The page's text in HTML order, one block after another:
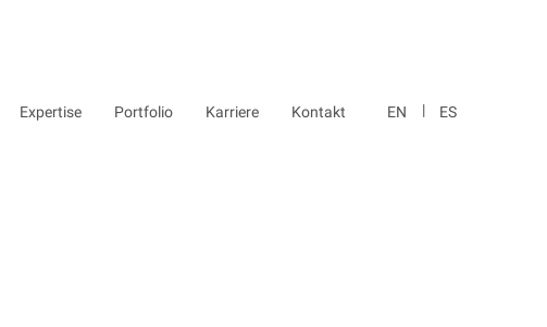
Expertise Portfolio Karriere Kontakt EN ES